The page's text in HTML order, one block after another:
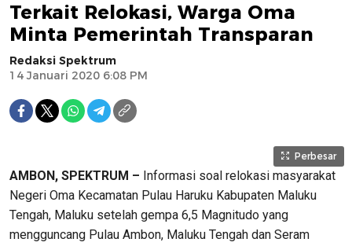
Terkait Relokasi, Warga Oma
Minta Pemerintah Transparan
Redaksi Spektrum
14 Januari 2020 6:08 PM
Perbesar
AMBON, SPEKTRUM – Informasi soal relokasi masyarakat
Negeri Oma Kecamatan Pulau Haruku Kabupaten Maluku
Tengah, Maluku setelah gempa 6,5 Magnitudo yang
mengguncang Pulau Ambon, Maluku Tengah dan Seram